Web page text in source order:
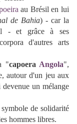
au Brésil en lui
de Bahia) - car la
- et grâce à ses
d'autres arts
"capoera Angola",
autour d'un jeu aux
un mélange
de solidarité
hommes libres.